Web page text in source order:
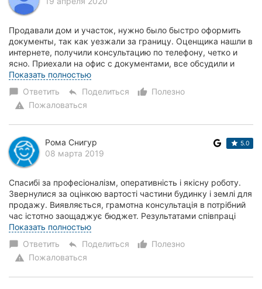
Продавали дом и участок, нужно было быстро оформить
документы, так как уезжали за границу. Оценщика нашли в
интернете, получили консультацию по телефону, четко и
ясно. Приехали на офис с документами, все обсудили и
наше дело взяли в работу. Приятно ч...
Показать полностью
chat_bubble Ответить reply Поделиться thumb_up_alt
Полезно
warning Пожаловаться
Рома Снигур
08 марта 2019
5.0
Спасибі за професіоналізм, оперативність і якісну роботу.
Звернулися за оцінкою вартості частини будинку і землі для
продажу. Виявляється, грамотна консультація в потрібний
час істотно заощаджує бюджет. Результатами співпраці
залишилися задоволені. В...
Показать полностью
chat_bubble Ответить reply Поделиться thumb_up_alt
Полезно
warning Пожаловаться